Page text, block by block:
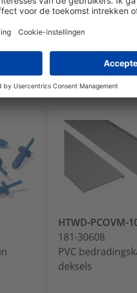
HTWD-PCOVM-
181-30608
PVC
deksels